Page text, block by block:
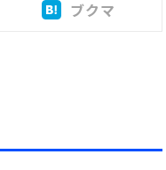
ブクマ